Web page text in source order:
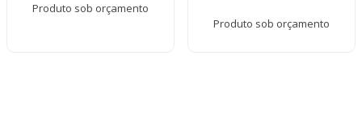
Produto sob orçamento
Produto sob orçamento